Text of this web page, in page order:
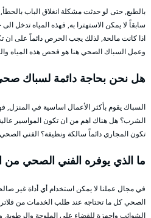
بالطبع, حتى لو حدثت مشكلة انغلاق الباب
سابقاً لا يمكن الاستهترا به, فهذه المياه تدخل
اذا كانت مالحة, لذلك يجب الحرص دائماً على ان
وعمل السباك الصحي هنا هو فحص هذه المياه
هل نحن بحاجة دائمة لسباك
السباك يقوم بأكثر الأعمال اساسية في المنزل,
الشرب؟ هل هناك اهم من ان تكون المواسير
تكون المجاري دائماً سالكة ونظيفة؟ الفني
ما الذي يوفره الفني الصحي من
في مجال عملنا لا يمكن استخدام أي أداة غير
الصحي كل ما تحتاجه عند طلب الخدمات من
الشوائب واجهزة للقضاء على الملوحة والرطوبة,